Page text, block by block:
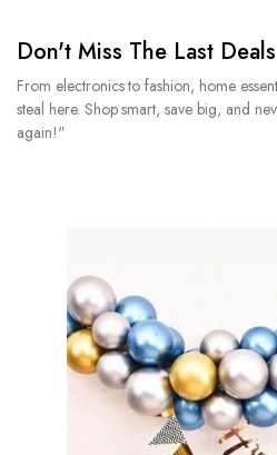
Don't Miss The Last Deals
From electronics to fashion, home
steal here. Shop smart, save big, and
again!"